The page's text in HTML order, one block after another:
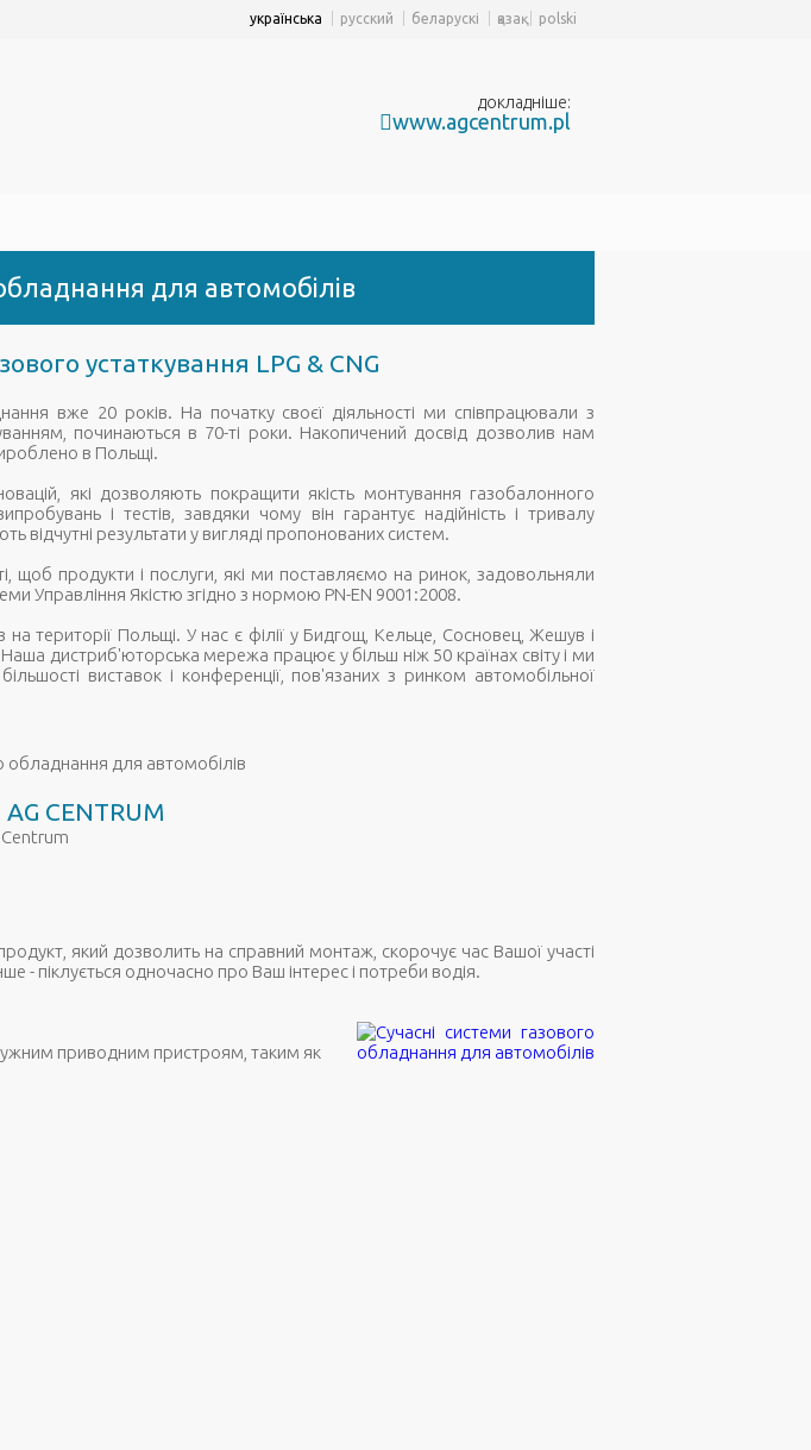
українська русский беларускі қазақ polski
докладніше:
www.agcentrum.pl
для автомобілів
устаткування LPG & CNG
вже 20 років. На початку своєї діяльності ми співпрацювали з
починаються в 70-ті роки. Накопичений досвід дозволив нам
в Польщі.
які дозволяють покращити якість монтування газобалонного
і тестів, завдяки чому він гарантує надійність і тривалу
відчутні результати у вигляді пропонованих систем.
щоб продукти і послуги, які ми поставляємо на ринок, задовольняли
Управління Якістю згідно з нормою PN-EN 9001:2008.
території Польщі. У нас є філії у Бидгощ, Кельце, Сосновец, Жешув і
дистриб'юторська мережа працює у більш ніж 50 країнах світу і ми
виставок і конференції, пов'язаних з ринком автомобільної
CENTRUM
який дозволить на справний монтаж, скорочує час Вашої участі
- піклується одночасно про Ваш інтерес і потреби водія.
приводним пристроям, таким як